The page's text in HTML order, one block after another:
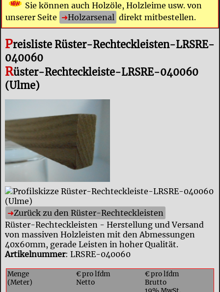
Sie können auch Holzöle, Holzleime usw. von
unserer Seite
Holzarsenal direkt mitbestellen.
Preisliste Rüster-Rechteckleisten-LRSRE-
040060
Rüster-Rechteckleiste-LRSRE-040060
(Ulme)
Zurück zu den Rüster-Rechteckleisten
Rüster-Rechteckleisten - Herstellung und Versand
von massiven Holzleisten mit den Abmessungen
40x60mm, gerade Leisten in hoher Qualität.
Artikelnummer: LRSRE-040060
Menge
(Meter)
€ pro lfdm
Netto
€ pro lfdm
Brutto